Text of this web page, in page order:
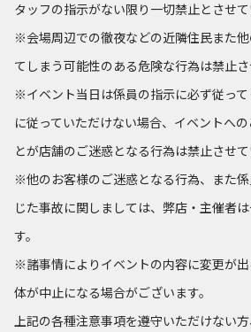
タッフの指示がない限り一切禁止とさせて
※会場周辺での徹夜などの近隣住民また
てしまう可能性のある危険な行為は禁止さ
※イベント当日は係員の指示に必ず従っ
に従っていただけない場合、イベントへ
とが店舗のご迷惑となる行為は禁止させて
※他のお客様のご迷惑となる行為、また
じた事故に関しましては、弊店・主催者
す。
※諸事情によりイベントの内容に変更が
体が中止になる場合がございます。
上記の各種注意事項を遵守いただけない